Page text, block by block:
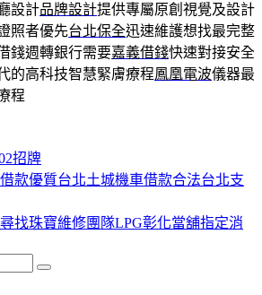
設計品牌設計提供專屬原創視覺及設計
照者優先台北保全迅速維護想找最完整
錢週轉銀行需要嘉義借錢快速對接安全
的高科技智慧緊膚療程鳳凰電波儀器最
程
類
招牌
款優質台北土城機車借款合法台北支
找珠寶維修團隊LPG彰化當舖指定消